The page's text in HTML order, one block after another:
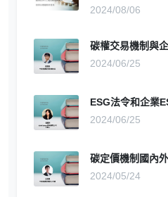
2024/08/06
碳權交易機制與
2024/06/25
ESG法令和企業
2024/06/25
碳定價機制國內
2024/05/24